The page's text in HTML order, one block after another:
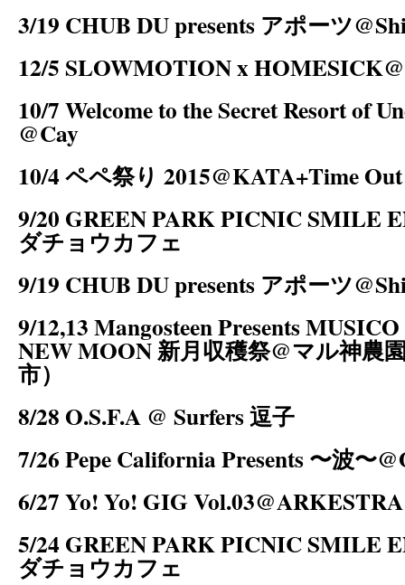
3/19 CHUB DU presents アポーツ
12/5 SLOWMOTION x
10/7 Welcome to the Secret Resort of
@Cay
10/4 ペペ祭り 2015@KATA+Time
9/20 GREEN PARK PICNIC SMILE
ダチョウカフェ
9/19 CHUB DU presents アポーツ
9/12,13 Mangosteen Presents
NEW MOON 新月収穫祭@マル神農
市）
8/28 O.S.F.A @ Surfers 逗子
7/26 Pepe California Presents 〜波〜
6/27 Yo! Yo! GIG Vol.03@ARKESTRA
5/24 GREEN PARK PICNIC SMILE
ダチョウカフェ